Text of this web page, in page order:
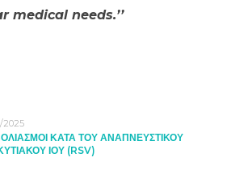
medical needs.’’
2025
ΚΑΤΑ ΤΟΥ ΑΝΑΠΝΕΥΣΤΙΚΟΥ
ΙΟΥ (RSV)